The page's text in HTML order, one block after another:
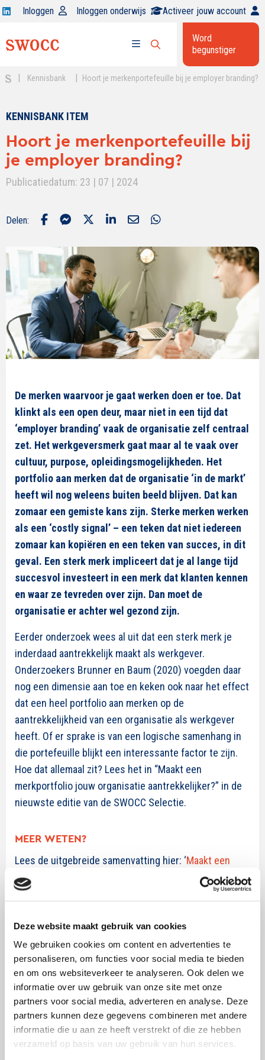
Deze website maakt gebruik van cookies
We gebruiken cookies om content en advertenties te
personaliseren, om functies voor social media te bieden
en om ons websiteverkeer te analyseren. Ook delen we
informatie over uw gebruik van onze site met onze
partners voor social media, adverteren en analyse. Deze
partners kunnen deze gegevens combineren met andere
informatie die u aan ze heeft verstrekt of die ze hebben
verzameld op basis van uw gebruik van hun services.
Open
op
Inloggen Inloggen onderwijs Activeer jouw account
Open
zoekbalk
Word
begunstiger
Kennisbank Hoort je merkenportefeuille bij je employer branding?
KENNISBANK ITEM
Hoort je merkenportefeuille bij
je employer branding?
Publicatiedatum: 23 | 07 | 2024
Delen:
De merken waarvoor je gaat werken doen er toe. Dat
klinkt als een open deur, maar niet in een tijd dat
‘employer branding’ vaak de organisatie zelf centraal
zet. Het werkgeversmerk gaat maar al te vaak over
cultuur, purpose, opleidingsmogelijkheden. Het
portfolio aan merken dat de organisatie ‘in de markt’
heeft wil nog weleens buiten beeld blijven. Dat kan
zomaar een gemiste kans zijn. Sterke merken werken
als een ‘costly signal’ – een teken dat niet iedereen
zomaar kan kopiëren en een teken van succes, in dit
geval. Een sterk merk impliceert dat je al lange tijd
succesvol investeert in een merk dat klanten kennen
en waar ze tevreden over zijn. Dan moet de
organisatie er achter wel gezond zijn.
Eerder onderzoek wees al uit dat een sterk merk je
inderdaad aantrekkelijk maakt als werkgever.
Onderzoekers Brunner en Baum (2020) voegden daar
nog een dimensie aan toe en keken ook naar het effect
dat een heel portfolio aan merken op de
aantrekkelijkheid van een organisatie als werkgever
heeft. Of er sprake is van een logische samenhang in
die portefeuille blijkt een interessante factor te zijn.
Hoe dat allemaal zit? Lees het in “Maakt een
merkportfolio jouw organisatie aantrekkelijker?” in de
nieuwste editie van de SWOCC Selectie.
MEER WETEN?
Lees de uitgebreide samenvatting hier: ‘Maakt een
merkportfolio jouw organisatie aantrekkelijker?‘
Deze blog maakt deel uit van de tweede
strategieën’ centraal staat. Zes samenvattingen van
wetenschappelijke artikelen worden gepresenteerd
met relevante inzichten over merkportfolio’s en
merkextensies binnen verschillende sectoren. Bestel
de volledige publicatiehier.
Volledige literatuurverwijzing